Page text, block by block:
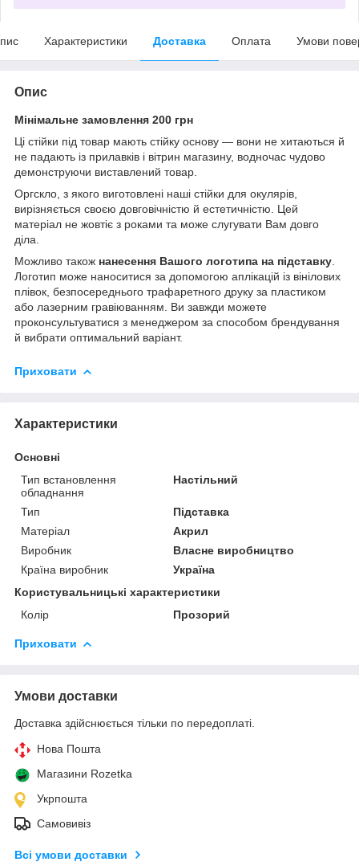
Характеристики Доставка Оплата Умови
Опис
Мінімальне замовлення 200 грн
Ці стійки під товар мають стійку основу — вони не хитаються й
не падають із прилавків і вітрин магазину, водночас чудово
демонструючи виставлений товар.
Оргскло, з якого виготовлені наші стійки для окулярів,
вирізняється своєю довговічністю й естетичністю. Цей
матеріал не жовтіє з роками та може слугувати Вам довго
діла.
Можливо також нанесення Вашого логотипа на підставку
Логотип може наноситися за допомогою аплікацій із вінілових
плівок, безпосереднього трафаретного друку за пластиком
або лазерним гравіюванням. Ви завжди можете
проконсультуватися з менеджером за способом брендування
й вибрати оптимальний варіант.
Приховати
Характеристики
Основні
Тип встановлення
обладнання
Настільний
Тип
Підставка
Матеріал
Акрил
Виробник
Власне виробництво
Країна виробник
Україна
Користувальницькі характеристики
Колір
Прозорий
Приховати
Умови доставки
Доставка здійснюється тільки по передоплаті.
Нова Пошта
Магазини Rozetka
Укрпошта
Самовивіз
Всі умови доставки